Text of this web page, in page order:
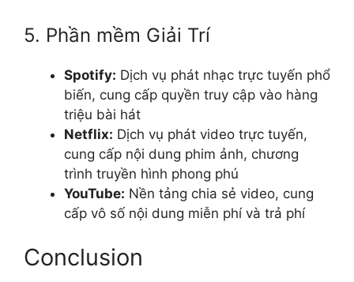
5. Phần mềm Giải Trí
Spotify: Dịch vụ phát nhạc trực tuyến phổ
biến, cung cấp quyền truy cập vào hàng
triệu bài hát
Netflix: Dịch vụ phát video trực tuyến,
cung cấp nội dung phim ảnh, chương
trình truyền hình phong phú
YouTube: Nền tảng chia sẻ video, cung
cấp vô số nội dung miễn phí và trả phí
Conclusion